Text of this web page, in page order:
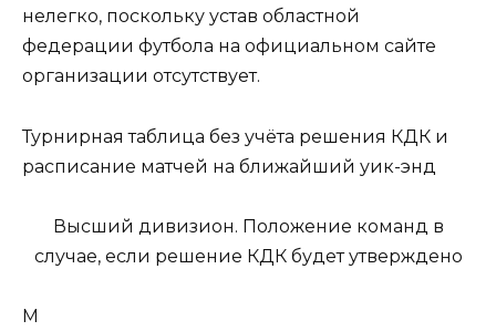
нелегко, поскольку устав областной
федерации футбола на официальном сайте
организации отсутствует.
Турнирная таблица без учёта решения КДК и
расписание матчей на ближайший уик-энд
Высший дивизион. Положение команд в
случае, если решение КДК будет утверждено
М